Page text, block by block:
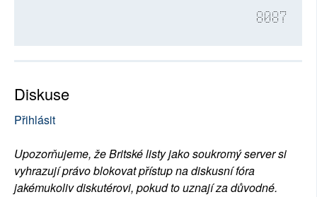
8087
Diskuse
Přihlásit
Upozorňujeme, že Britské listy jako soukromý server si
vyhrazují právo blokovat přístup na diskusní fóra
jakémukoliv diskutérovi, pokud to uznají za důvodné.